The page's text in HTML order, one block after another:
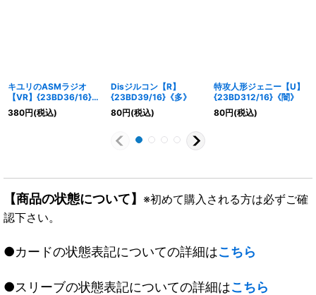
キユリのASMラジオ
【VR】{23BD36/16}
《自然》
380円(税込)
Disジルコン【R】
{23BD39/16}《多》
80円(税込)
特攻人形ジェニー【U】
{23BD312/16}《闇》
80円(税込)
【商品の状態について】 ※初めて購入される方は必ずご確
認下さい。
●カードの状態表記についての詳細はこちら
●スリーブの状態表記についての詳細はこちら